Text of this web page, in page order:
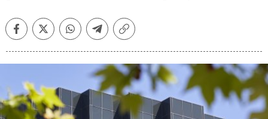
FacebookTwitterWhatsappTelegramCopiar